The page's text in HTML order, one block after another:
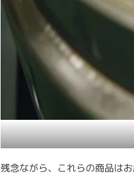
残念ながら、これらの商品は